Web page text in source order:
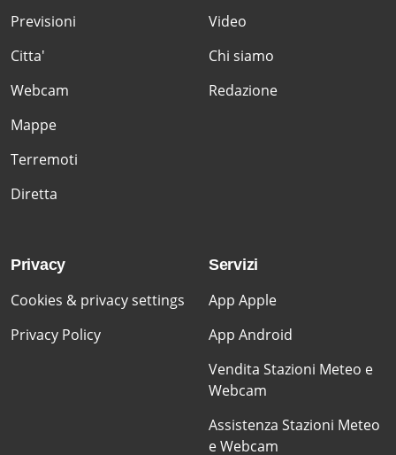
Previsioni
Citta'
Webcam
Mappe
Terremoti
Diretta
Video
Chi siamo
Redazione
Privacy
Cookies & privacy settings
Privacy Policy
Servizi
App Apple
App Android
Vendita Stazioni Meteo e
Webcam
Assistenza Stazioni Meteo
e Webcam